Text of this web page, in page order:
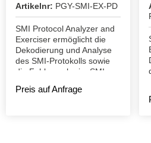
Artikelnr: PGY-SMI-EX-PD
SMI Protocol Analyzer and
Exerciser ermöglicht die
Dekodierung und Analyse
des SMI-Protokolls sowie
die Fehlersuche im SMI-
Preis auf Anfrage